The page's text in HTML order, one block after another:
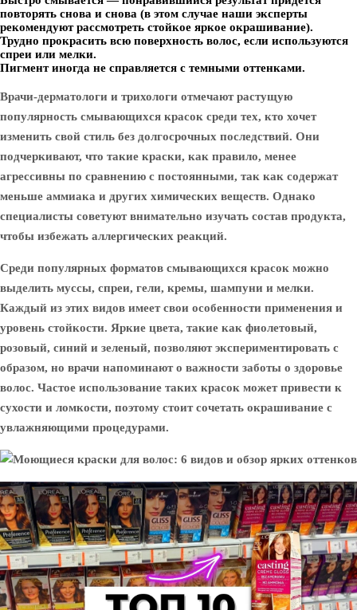
повторять снова и снова (в этом случае наши эксперты
рекомендуют рассмотреть стойкое яркое окрашивание).
Трудно прокрасить всю поверхность волос, если используются
спреи или мелки.
Пигмент иногда не справляется с темными оттенками.
Врачи-дерматологи и трихологи отмечают растущую
популярность смывающихся красок среди тех, кто хочет
изменить свой стиль без долгосрочных последствий. Они
подчеркивают, что такие краски, как правило, менее
агрессивны по сравнению с постоянными, так как содержат
меньше аммиака и других химических веществ. Однако
специалисты советуют внимательно изучать состав продукта,
чтобы избежать аллергических реакций.
Среди популярных форматов смывающихся красок можно
выделить муссы, спреи, гели, кремы, шампуни и мелки.
Каждый из этих видов имеет свои особенности применения и
уровень стойкости. Яркие цвета, такие как фиолетовый,
розовый, синий и зеленый, позволяют экспериментировать с
образом, но врачи напоминают о важности заботы о здоровье
волос. Частое использование таких красок может привести к
сухости и ломкости, поэтому стоит сочетать окрашивание с
увлажняющими процедурами.